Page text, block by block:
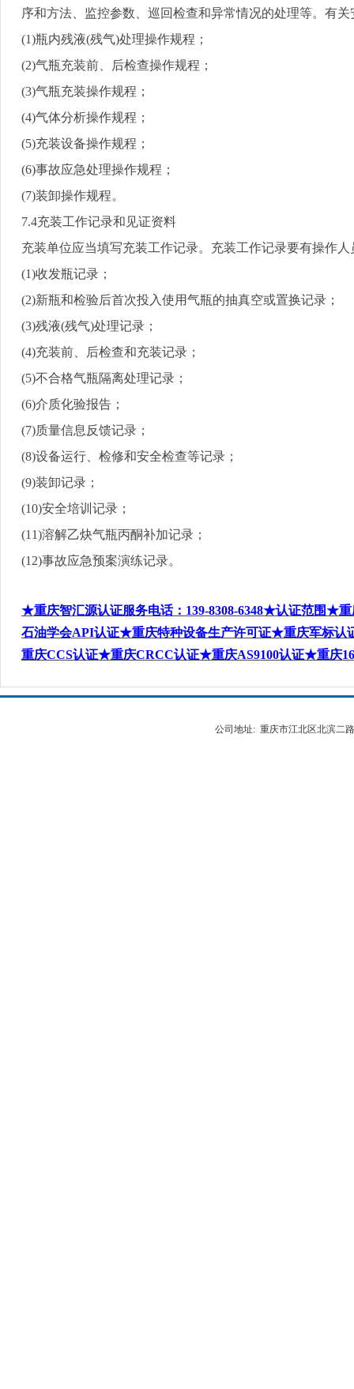
序和方法、监控参数、巡回检查和异常情况的处理等。有
(1)瓶内残液(残气)处理操作规程；
(2)气瓶充装前、后检查操作规程；
(3)气瓶充装操作规程；
(4)气体分析操作规程；
(5)充装设备操作规程；
(6)事故应急处理操作规程；
(7)装卸操作规程。
7.4充装工作记录和见证资料
充装单位应当填写充装工作记录。充装工作记录要有操作
(1)收发瓶记录；
(2)新瓶和检验后首次投入使用气瓶的抽真空或置换记录；
(3)残液(残气)处理记录；
(4)充装前、后检查和充装记录；
(5)不合格气瓶隔离处理记录；
(6)介质化验报告；
(7)质量信息反馈记录；
(8)设备运行、检修和安全检查等记录；
(9)装卸记录；
(10)安全培训记录；
(11)溶解乙炔气瓶丙酮补加记录；
(12)事故应急预案演练记录。
★重庆智汇源认证服务电话： 139-8308-6348★认证范围★重
石油学会API认证★重庆特种设备生产许可证★重庆军标认
重庆CCS认证★重庆CRCC认证★重庆AS9100认证★重庆
公司地址: 重庆市江北区北滨二